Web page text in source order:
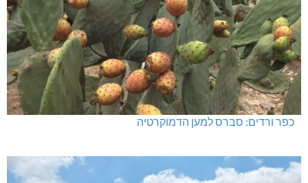
כפר ורדים: סברס למען הדמוקרטיה